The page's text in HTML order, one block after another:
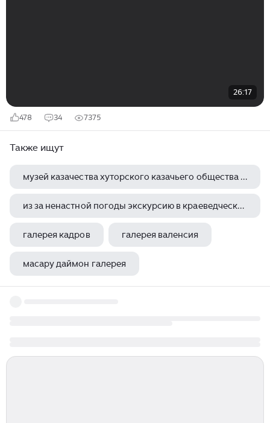
26:17
478 34 7375
Также ищут
музей казачества хуторского казачьего общества северо западный курень
из за ненастной погоды экскурсию в краеведческий музей отложили
галерея кадров галерея валенсия
масару даймон галерея